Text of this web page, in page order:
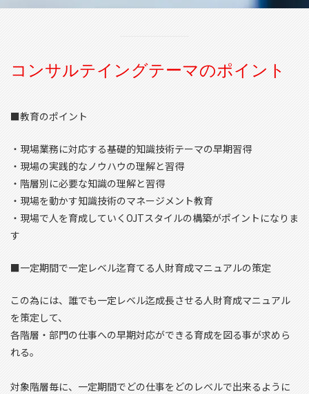
コンサルテイングテーマのポイント
■教育のポイント
・現場業務に対応する基礎的知識技術テーマの早期習得
・現場の実践的なノウハウの理解と習得
・階層別に必要な知識の理解と習得
・現場を動かす知識技術のマネージメント教育
・現場で人を育成していくOJTスタイルの構築がポイントになりま
す
■一定期間で一定レベル迄育てる人財育成マニュアルの策定
この為には、誰でも一定レベル迄成長させる人財育成マニュアル
を策定して、
各階層・部門の仕事への早期対応ができる育成を図る事が求めら
れる。
対象階層毎に、一定期間でどの仕事をどのレベルで出来るように